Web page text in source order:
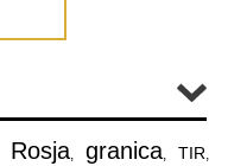
Rosja, granica, TIR,